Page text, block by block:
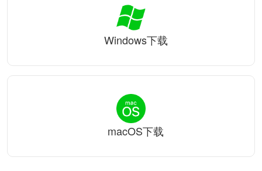
Windows下载
macOS下载